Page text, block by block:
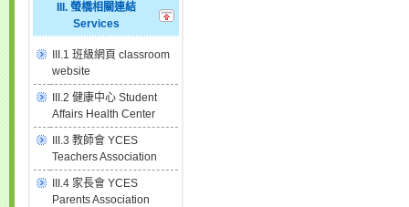
III. 螢橋相關連結
Services
III.1 班級網頁 classroom
website
III.2 健康中心 Student
Affairs Health Center
III.3 教師會 YCES
Teachers Association
III.4 家長會 YCES
Parents Association